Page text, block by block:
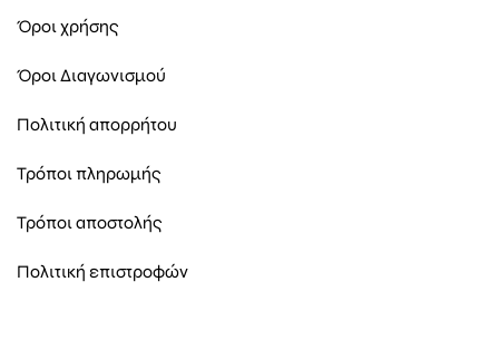
Όροι χρήσης
Όροι Διαγωνισμού
Πολιτική απορρήτου
Τρόποι πληρωμής
Τρόποι αποστολής
Πολιτική επιστροφών